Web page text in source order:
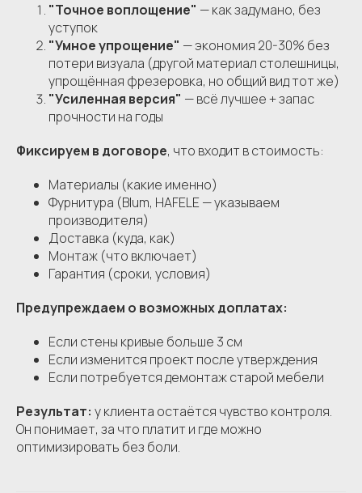
"Точное воплощение" — как задумано, без
уступок
"Умное упрощение" — экономия 20-30% без
потери визуала (другой материал столешницы,
упрощённая фрезеровка, но общий вид тот же)
"Усиленная версия" — всё лучшее + запас
прочности на годы
Фиксируем в договоре, что входит в стоимость:
Материалы (какие именно)
Фурнитура (Blum, HAFELE — указываем
производителя)
Доставка (куда, как)
Монтаж (что включает)
Гарантия (сроки, условия)
Предупреждаем о возможных доплатах:
Если стены кривые больше 3 см
Если изменится проект после утверждения
Если потребуется демонтаж старой мебели
Результат: у клиента остаётся чувство контроля.
Он понимает, за что платит и где можно
оптимизировать без боли.